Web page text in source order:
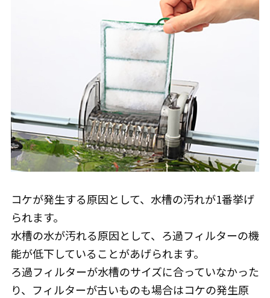
コケが発生する原因として、水槽の汚れが1番挙げ
られます。
水槽の水が汚れる原因として、ろ過フィルターの機
能が低下していることがあげられます。
ろ過フィルターが水槽のサイズに合っていなかった
り、フィルターが古いものも場合はコケの発生原